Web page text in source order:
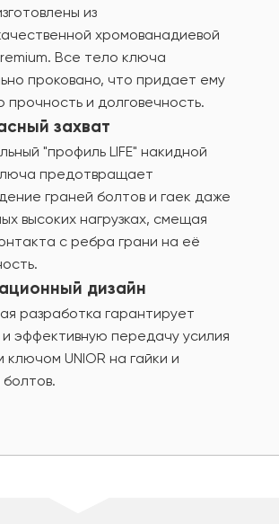
из
хромованадиевой
Все тело ключа
проковано, что придает ему
прочность и долговечность.
захват
"профиль LIFE" накидной
предотвращает
граней болтов и гаек даже
высоких нагрузках, смещая
с ребра грани на её
дизайн
разработка гарантирует
эффективную передачу усилия
ключом UNIOR на гайки и
болтов.